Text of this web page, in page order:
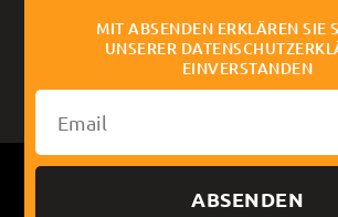
MIT ABSENDEN ERKLÄREN SIE
UNSERER
EINVERSTANDEN
ABSENDEN